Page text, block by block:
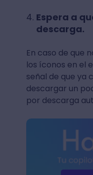
Espera a
descarga.
En caso de que
los íconos en el
señal de que ya
descargar un
por descarga